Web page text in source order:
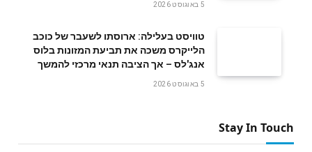
5 באוגוסט 2026
טוויסט בעלילה: ארוסתו לשעבר של כוכב
הלייקרס משכה את תביעת המזונות בלוס
אנג'לס – אך הציבה תנאי מרכזי להמשך
5 באוגוסט 2026
Stay In Touch